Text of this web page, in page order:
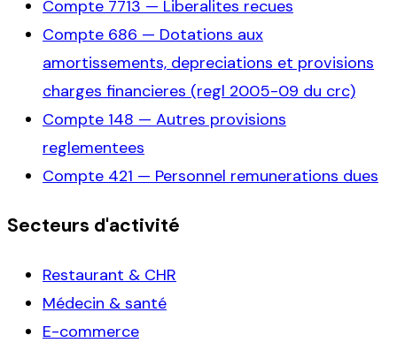
Compte 7713 — Liberalites recues
Compte 686 — Dotations aux
amortissements, depreciations et provisions
charges financieres (regl 2005-09 du crc)
Compte 148 — Autres provisions
reglementees
Compte 421 — Personnel remunerations dues
Secteurs d'activité
Restaurant & CHR
Médecin & santé
E-commerce